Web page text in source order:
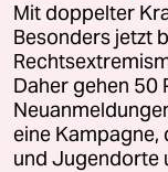
taz Archiv
Mehr taz
Mit doppelter
Besonders jetzt
Daher gehen 50
eine Kampagne,
und Jugendorte